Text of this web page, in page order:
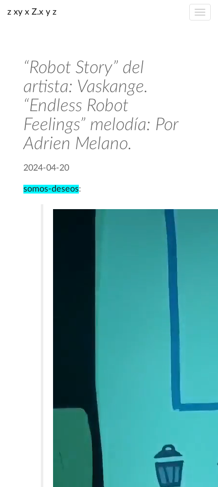
z xy x Z.x y z
“Robot Story” del
artista: Vaskange.
“Endless Robot
Feelings” melodía: Por
Adrien Melano.
2024-04-20
somos-deseos: